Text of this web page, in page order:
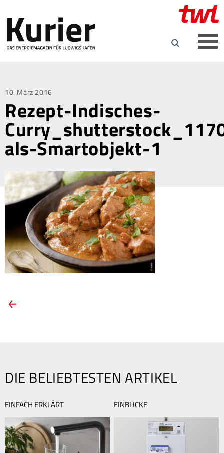
Posted
on
10. März 2016
Rezept-Indisches-
als-Smartobjekt-1
ARTIKEL-
DIE BELIEBTESTEN ARTIKEL
EINFACH ERKLÄRT EINBLICKE